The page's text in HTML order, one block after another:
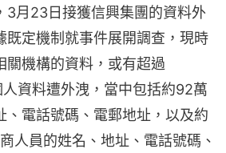
3月23日接獲信興集團的資料外
既定機制就事件展開調查，現時
關機構的資料，或有超過
資料遭外洩，當中包括約92萬
、電話號碼、電郵地址，以及約
人員的姓名、地址、電話號碼、